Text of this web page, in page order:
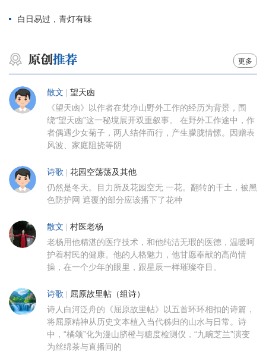
白日易过，青灯有味
更多
散文 | 望天凼
《望天凼》以作者在梵净山野外工作的经历为背景，围
绕“望天凼”这一秘境展开双重叙事。 在野外工作途中，作
者偶遇少女菊子，两人结伴而行，产生朦胧情愫。因赠表
风波、家庭阻挠等阴
诗歌 | 花园空荡荡及其他
仍然是冬天。目力所及花园空无 一花。翻转的干土，被黑
色防护网 遮覆的部分应该播下了花种
散文 | 村医老杨
老杨用他精湛的医疗技术，和他纯洁无瑕的医德，温暖呵
护着村民的健康。他的人格魅力，他甘愿奉献的高尚情
操，在一个少年的眼里，跟星辰一样璀璨夺目。
诗歌 | 屈原故里帖（组诗）
诗人白河泛舟的《屈原故里帖》以五首环环相扣的诗篇，
将屈原精神从历史文本植入当代秭归的山水与日常。诗
中，“橘颂”化为漫山脐橙与糖度检测仪，“九畹芝兰”演变
为丝绵茶与直播间的